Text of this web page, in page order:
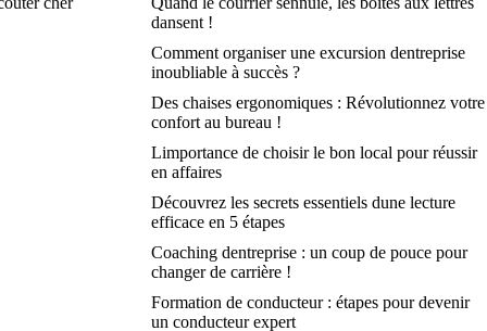
dansent !
Comment organiser une excursion dentreprise
inoubliable à succès ?
Des chaises ergonomiques : Révolutionnez votre
confort au bureau !
Limportance de choisir le bon local pour réussir
en affaires
Découvrez les secrets essentiels dune lecture
efficace en 5 étapes
Coaching dentreprise : un coup de pouce pour
changer de carrière !
Formation de conducteur : étapes pour devenir
un conducteur expert